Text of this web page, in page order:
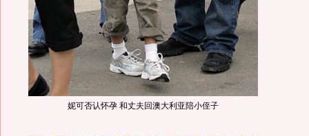
妮可否认怀孕 和丈夫回澳大利亚陪小侄子